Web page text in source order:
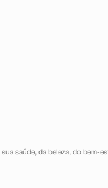
saúde, da beleza, do bem-